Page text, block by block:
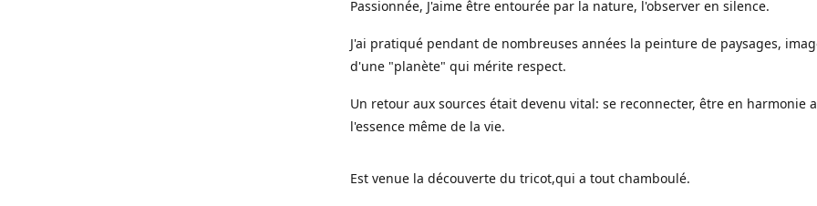
Passionnée, J'aime être entourée par la nature, l'observer en silence.
J'ai pratiqué pendant de nombreuses années la peinture de paysages,
d'une "planète" qui mérite respect.
Un retour aux sources était devenu vital: se reconnecter, être en harmonie
l'essence même de la vie.
Est venue la découverte du tricot,qui a tout chamboulé.